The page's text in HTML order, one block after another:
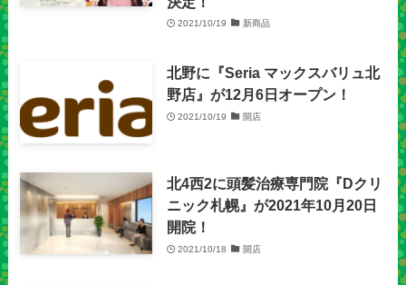
2021/10/19 新商品
北野に『Seria マックスバリュ北
野店』が12月6日オープン！
2021/10/19 開店
北4西2に頭髪治療専門院『Dクリ
ニック札幌』が2021年10月20日
開院！
2021/10/18 開店